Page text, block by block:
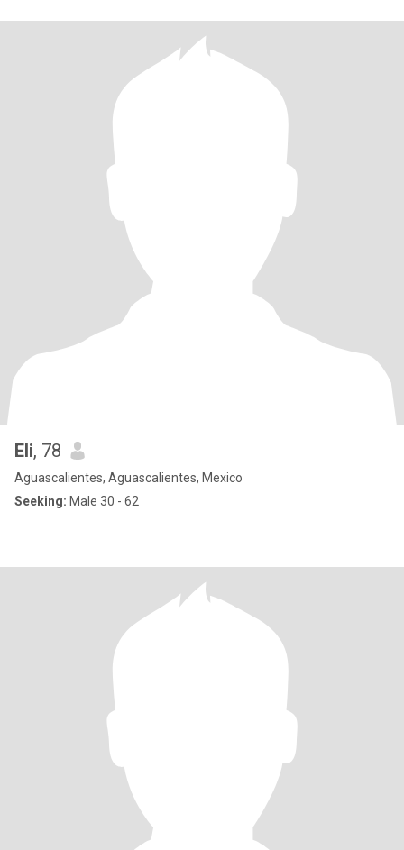
Eli, 78
Aguascalientes, Aguascalientes, Mexico
Seeking: Male 30 - 62